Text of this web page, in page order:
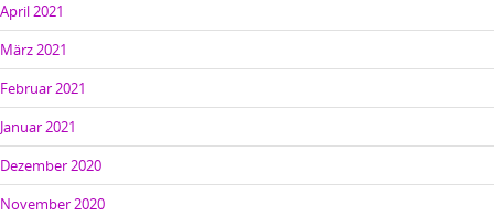
April 2021
März 2021
Februar 2021
Januar 2021
Dezember 2020
November 2020